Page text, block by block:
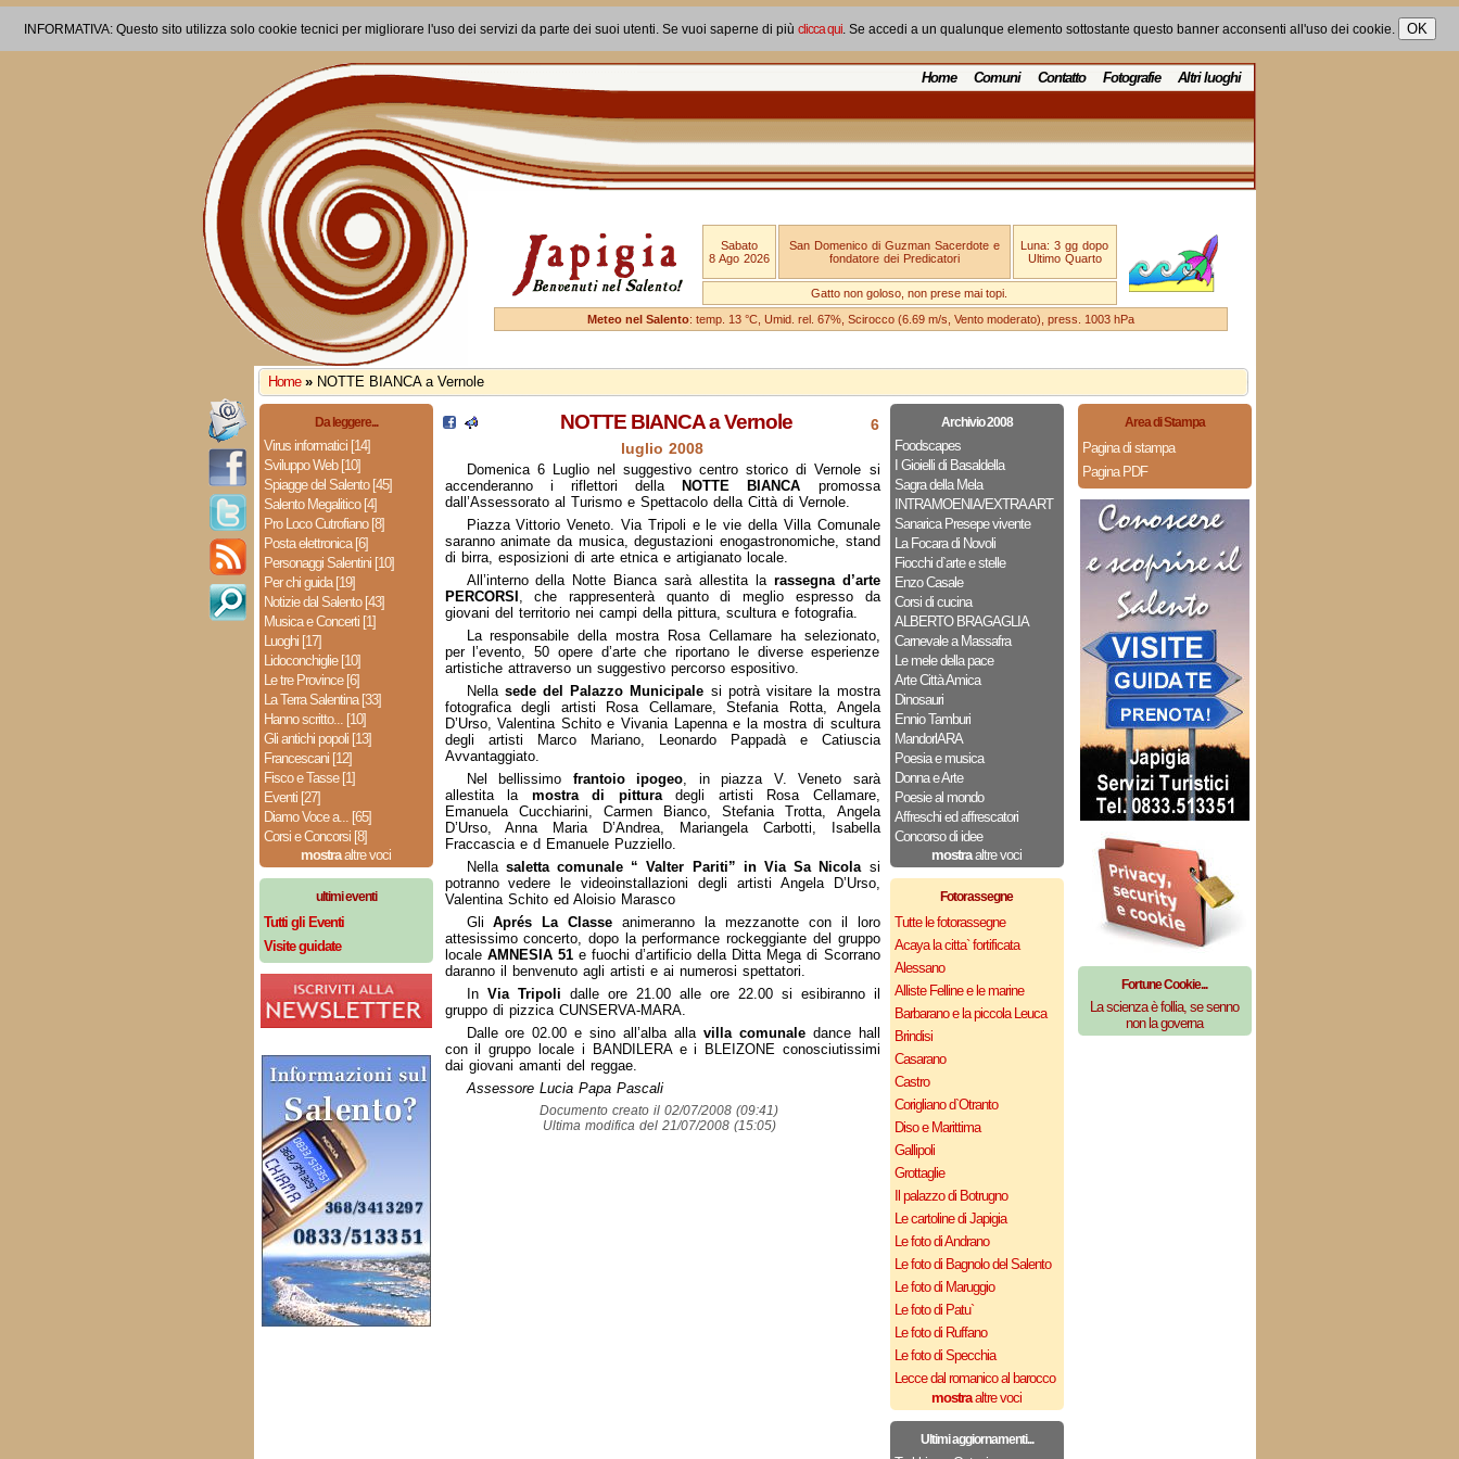
INFORMATIVA: Questo sito utilizza solo cookie tecnici per migliorare l'uso dei servizi da parte dei suoi utenti. Se vuoi saperne di più clicca qui. Se accedi a un qualunque elemento sottostante questo banner acconsenti all'uso dei cookie.
Home Comuni Contatto Fotografie Altri luoghi
Sabato
8 Ago 2026
San Domenico di Guzman Sacerdote e
fondatore dei Predicatori
Luna: 3 gg dopo
Ultimo Quarto
Gatto non goloso, non prese mai topi.
Meteo nel Salento: temp. 13 °C, Umid. rel. 67%, Scirocco (6.69 m/s, Vento moderato), press. 1003 hPa
Home » NOTTE BIANCA a Vernole
Da leggere...
Virus informatici [14]
Sviluppo Web [10]
Spiagge del Salento [45]
Salento Megalitico [4]
Pro Loco Cutrofiano [8]
Posta elettronica [6]
Personaggi Salentini [10]
Per chi guida [19]
Notizie dal Salento [43]
Musica e Concerti [1]
Luoghi [17]
Lidoconchiglie [10]
Le tre Province [6]
La Terra Salentina [33]
Hanno scritto... [10]
Gli antichi popoli [13]
Francescani [12]
Fisco e Tasse [1]
Eventi [27]
Diamo Voce a... [65]
Corsi e Concorsi [8]
mostraaltre voci
ultimi eventi
Tutti gli Eventi
Visite guidate
Archivio 2008
Foodscapes
I Gioielli di Basaldella
Sagra della Mela
INTRAMOENIA/EXTRA ART
Sanarica Presepe vivente
La Focara di Novoli
Fiocchi d`arte e stelle
Enzo Casale
Corsi di cucina
ALBERTO BRAGAGLIA
Carnevale a Massafra
Le mele della pace
Arte Città Amica
Dinosauri
Ennio Tamburi
MandorlARA
Poesia e musica
Donna e Arte
Poesie al mondo
Affreschi ed affrescatori
Concorso di idee
mostraaltre voci
Fotorassegne
Tutte le fotorassegne
Acaya la citta` fortificata
Alessano
Alliste Felline e le marine
Barbarano e la piccola Leuca
Brindisi
Casarano
Castro
Corigliano d`Otranto
Diso e Marittima
Gallipoli
Grottaglie
Il palazzo di Botrugno
Le cartoline di Japigia
Le foto di Andrano
Le foto di Bagnolo del Salento
Le foto di Maruggio
Le foto di Patu`
Le foto di Ruffano
Le foto di Specchia
Lecce dal romanico al barocco
mostraaltre voci
Ultimi aggiornamenti...
NOTTE BIANCA a Vernole
6
luglio 2008
Domenica 6 Luglio nel suggestivo centro storico di Vernole si
accenderanno i riflettori della
NOTTE BIANCA promossa
dall’Assessorato al Turismo e Spettacolo della Città di Vernole.
Piazza Vittorio Veneto. Via Tripoli e le vie della Villa Comunale
saranno animate da musica, degustazioni enogastronomiche, stand
di birra, esposizioni di arte etnica e artigianato locale.
All’interno della Notte Bianca sarà allestita la rassegna d’arte
PERCORSI , che rappresenterà quanto di meglio espresso da
giovani del territorio nei campi della pittura, scultura e fotografia.
La responsabile della mostra Rosa Cellamare ha selezionato,
per l’evento, 50 opere d’arte che riportano le diverse esperienze
artistiche attraverso un suggestivo percorso espositivo.
Nella sede del Palazzo Municipale si potrà visitare la mostra
fotografica degli artisti Rosa Cellamare, Stefania Rotta, Angela
D’Urso, Valentina Schito e Vivania Lapenna e la mostra di scultura
degli artisti Marco Mariano, Leonardo Pappadà e Catiuscia
Avvantaggiato.
Nel bellissimo frantoio ipogeo, in piazza V. Veneto sarà
allestita la mostra di pitturadegli artisti Rosa Cellamare,
Emanuela Cucchiarini, Carmen Bianco, Stefania Trotta, Angela
D’Urso, Anna Maria D’Andrea, Mariangela Carbotti, Isabella
Fraccascia e d Emanuele Puzziello.
Nella saletta comunale “ Valter Pariti” in Via Sa Nicolasi
potranno vedere le videoinstallazioni degli artisti Angela D’Urso,
Valentina Schito ed Aloisio Marasco
GliAprés La Classe animeranno la mezzanotte con il loro
attesissimo concerto, dopo la performance rockeggiante del gruppo
locale AMNESIA 51e fuochi d’artificio della Ditta Mega di Scorrano
daranno il benvenuto agli artisti e ai numerosi spettatori.
In Via Tripoli dalle ore 21.00 alle ore 22.00 si esibiranno il
gruppo di pizzica CUNSERVA-MARA.
Dalle ore 02.00 e sino all’alba alla villa comunaledance hall
con il gruppo locale i BANDILERA e i BLEIZONE conosciutissimi
dai giovani amanti del reggae.
Assessore Lucia Papa Pascali
Documento creato il 02/07/2008 (09:41)
Ultima modifica del 21/07/2008 (15:05)
Area di Stampa
Pagina di stampa
Pagina PDF
Fortune Cookie...
La scienza è follia, se senno
non la governa